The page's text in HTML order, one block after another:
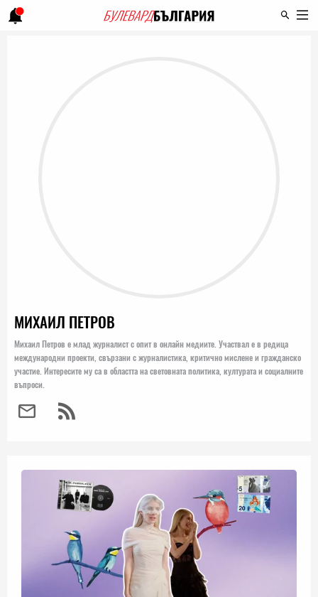
МИХАИЛ ПЕТРОВ
Михаил Петров е млад журналист с опит в онлайн медиите. Участвал е в редица
международни проекти, свързани с журналистика, критично мислене и гражданско
участие. Интересите му са в областта на световната политика, културата и социалните
въпроси.